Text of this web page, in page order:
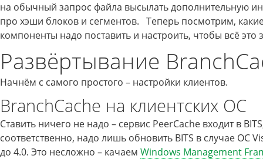
на обычный запрос файла высылать дополнительную
про хэши блоков и сегментов. Теперь посмотрим,
компоненты надо поставить и настроить, чтобы всё это
Развёртывание
Начнём с самого простого – настройки клиентов.
BranchCache на клиентских ОС
Ставить ничего не надо – сервис PeerCache входит в
соответственно, надо лишь обновить BITS в случае ОС
до 4.0. Это несложно – качаем Windows Management